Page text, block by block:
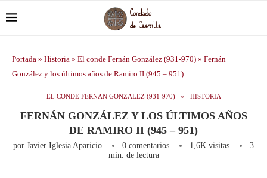
Portada » Historia » El conde Fernán González (931-970) » Fernán
González y los últimos años de Ramiro II (945 – 951)
EL CONDE FERNÁN GONZÁLEZ (931-970) HISTORIA
FERNÁN GONZÁLEZ Y LOS ÚLTIMOS AÑOS
DE RAMIRO II (945 – 951)
por Javier Iglesia Aparicio 0 comentarios 1,6K visitas
3
min. de lectura